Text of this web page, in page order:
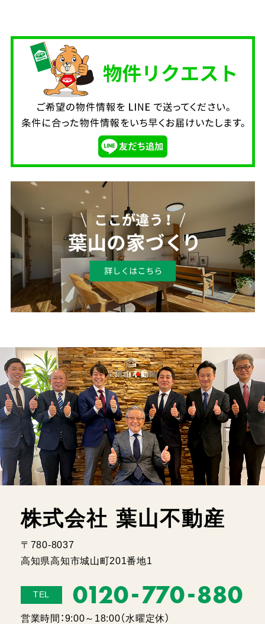
株式会社 葉山不動産
〒780-8037
高知県高知市城山町201番地1
TEL 0120-770-880
営業時間：9:00～18:00（水曜定休）